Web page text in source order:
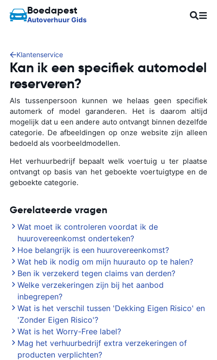
Boedapest
Autoverhuur Gids
Klantenservice
Kan ik een specifiek automodel
reserveren?
Als tussenpersoon kunnen we helaas geen specifiek
automerk of model garanderen. Het is daarom altijd
mogelijk dat u een andere auto ontvangt binnen dezelfde
categorie. De afbeeldingen op onze website zijn alleen
bedoeld als voorbeeldmodellen.
Het verhuurbedrijf bepaalt welk voertuig u ter plaatse
ontvangt op basis van het geboekte voertuigtype en de
geboekte categorie.
Gerelateerde vragen
Wat moet ik controleren voordat ik de
huurovereenkomst onderteken?
Hoe belangrijk is een huurovereenkomst?
Wat heb ik nodig om mijn huurauto op te halen?
Ben ik verzekerd tegen claims van derden?
Welke verzekeringen zijn bij het aanbod
inbegrepen?
Wat is het verschil tussen 'Dekking Eigen Risico' en
'Zonder Eigen Risico'?
Wat is het Worry-Free label?
Mag het verhuurbedrijf extra verzekeringen of
producten verplichten?